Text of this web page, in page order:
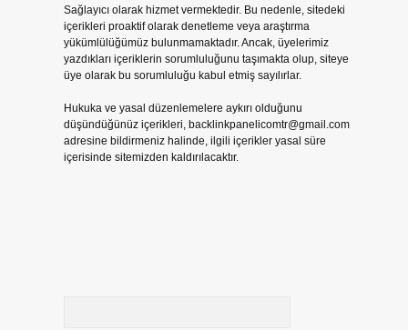
Sağlayıcı olarak hizmet vermektedir. Bu nedenle, sitedeki
içerikleri proaktif olarak denetleme veya araştırma
yükümlülüğümüz bulunmamaktadır. Ancak, üyelerimiz
yazdıkları içeriklerin sorumluluğunu taşımakta olup, siteye
üye olarak bu sorumluluğu kabul etmiş sayılırlar.
Hukuka ve yasal düzenlemelere aykırı olduğunu
düşündüğünüz içerikleri, backlinkpanelicomtr@gmail.com
adresine bildirmeniz halinde, ilgili içerikler yasal süre
içerisinde sitemizden kaldırılacaktır.